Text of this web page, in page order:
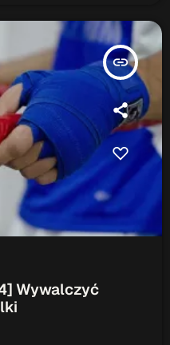
insert_link
Wywalczyć